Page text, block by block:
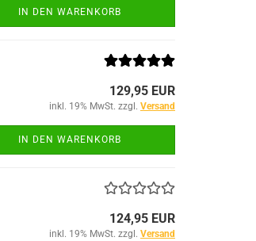
IN DEN WARENKORB
129,95 EUR
inkl. 19% MwSt. zzgl. Versand
IN DEN WARENKORB
124,95 EUR
inkl. 19% MwSt. zzgl. Versand